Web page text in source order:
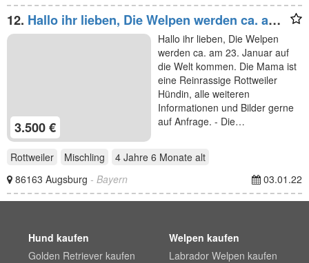
12. Hallo ihr lieben, Die Welpen werden ca. am
23. Januar
3.500 €
Hallo ihr lieben, Die Welpen
werden ca. am 23. Januar auf
die Welt kommen. Die Mama ist
eine Reinrassige Rottweiler
Hündin, alle weiteren
Informationen und Bilder gerne
auf Anfrage. - Die…
Rottweiler Mischling 4 Jahre 6 Monate alt
86163 Augsburg - Bayern 03.01.22
Hund kaufen
Golden Retriever kaufen
Welpen kaufen
Labrador Welpen kaufen